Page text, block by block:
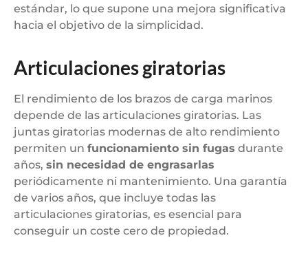
estándar, lo que supone una mejora significativa
hacia el objetivo de la simplicidad.
Articulaciones giratorias
El rendimiento de los brazos de carga marinos
depende de las articulaciones giratorias. Las
juntas giratorias modernas de alto rendimiento
permiten un funcionamiento sin fugas durante
años, sin necesidad de engrasarlas
periódicamente ni mantenimiento. Una garantía
de varios años, que incluye todas las
articulaciones giratorias, es esencial para
conseguir un coste cero de propiedad.